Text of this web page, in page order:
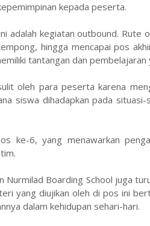
kepada peserta.
adalah kegiatan outbound.
hingga mencapai pos
tantangan dan pembelajaran
oleh para peserta karena
siswa dihadapkan pada
ke-6, yang menawarkan
Nurmilad Boarding School juga
yang diujikan oleh di pos ini
dalam kehidupan sehari-hari.